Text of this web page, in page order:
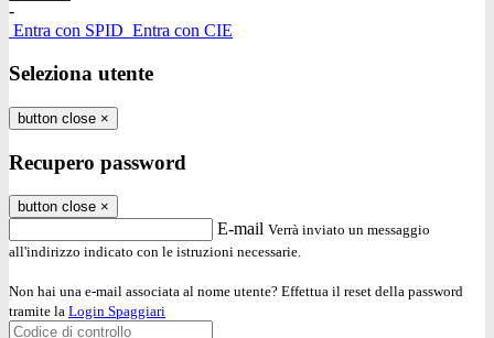
-
Entra con SPID Entra con CIE
Seleziona utente
button close ×
Recupero password
button close ×
E-mail Verrà inviato un messaggio
all'indirizzo indicato con le istruzioni necessarie.
Non hai una e-mail associata al nome utente? Effettua il reset della password
tramite la Login Spaggiari